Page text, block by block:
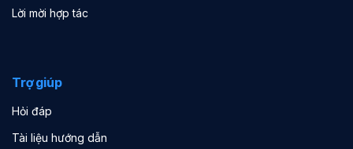
Lời mời hợp tác
Trợ giúp
Hỏi đáp
Tài liệu hướng dẫn